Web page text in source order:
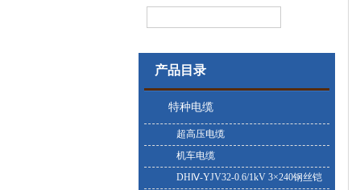
产品目录
特种电缆
超高压电缆
机车电缆
DHⅣ-YJV32-0.6/1kV 3×240钢丝铠